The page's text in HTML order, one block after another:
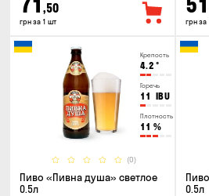
,50
грн за 1 шт грн за
Крепость
4.2 °
Горечь
11 IBU
Плотность
11 %
(0)
Пиво «Пивна душа» светлое
0.5л
0.5л